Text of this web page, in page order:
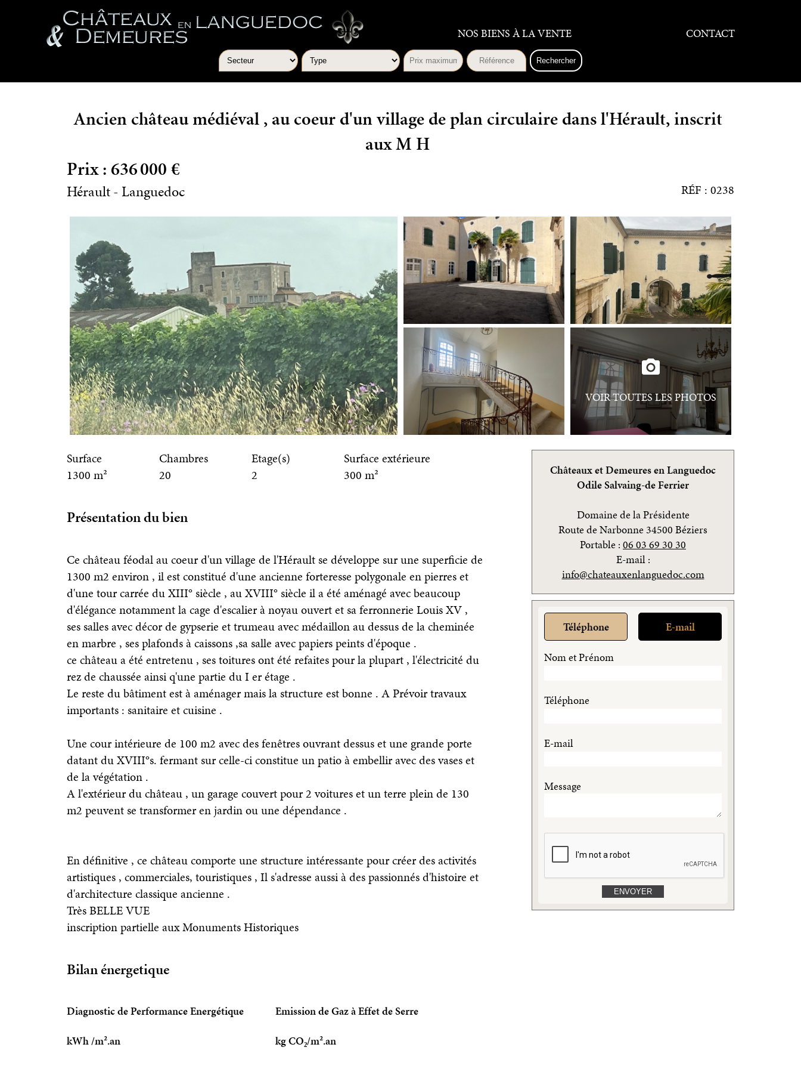
NOS BIENS À LA VENTE CONTACT
Ancien château médiéval , au coeur d'un village de plan circulaire dans l'Hérault, inscrit
aux M H
Prix : 636 000 €
Hérault - Languedoc RÉF : 0238
VOIR TOUTES LES PHOTOS
Surface
1300 m²
Chambres
20
Etage(s)
2
Surface extérieure
300 m²
Présentation du bien
Ce château féodal au coeur d'un village de l'Hérault se développe sur une superficie de
1300 m2 environ , il est constitué d'une ancienne forteresse polygonale en pierres et
d'une tour carrée du XIII° siècle , au XVIII° siècle il a été aménagé avec beaucoup
d'élégance notamment la cage d'escalier à noyau ouvert et sa ferronnerie Louis XV ,
ses salles avec décor de gypserie et trumeau avec médaillon au dessus de la cheminée
en marbre , ses plafonds à caissons ,sa salle avec papiers peints d'époque .
ce château a été entretenu , ses toitures ont été refaites pour la plupart , l'électricité du
rez de chaussée ainsi q'une partie du I er étage .
Le reste du bâtiment est à aménager mais la structure est bonne . A Prévoir travaux
importants : sanitaire et cuisine .
Une cour intérieure de 100 m2 avec des fenêtres ouvrant dessus et une grande porte
datant du XVIII°s. fermant sur celle-ci constitue un patio à embellir avec des vases et
de la végétation .
A l'extérieur du château , un garage couvert pour 2 voitures et un terre plein de 130
m2 peuvent se transformer en jardin ou une dépendance .
En définitive , ce château comporte une structure intéressante pour créer des activités
artistiques , commerciales, touristiques , Il s'adresse aussi à des passionnés d'histoire et
d'architecture classique ancienne .
Très BELLE VUE
inscription partielle aux Monuments Historiques
Bilan énergetique
Diagnostic de Performance Energétique
kWh /m².an
Emission de Gaz à Effet de Serre
kg CO₂/m².an
Châteaux et Demeures en Languedoc
Odile Salvaing-de Ferrier
Domaine de la Présidente
Route de Narbonne 34500 Béziers
Portable : 06 03 69 30 30
E-mail :
info@chateauxenlanguedoc.com
Téléphone E-mail
Nom et Prénom
Téléphone
E-mail
Message